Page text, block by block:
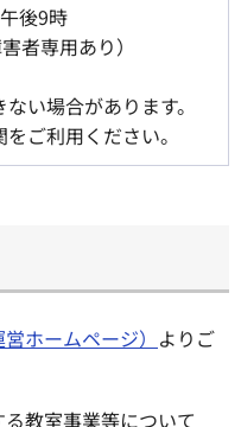
後9時
者専用あり）
い場合があります。
ご利用ください。
ホームページ） よりご
教室事業等について